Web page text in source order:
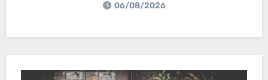
06/08/2026